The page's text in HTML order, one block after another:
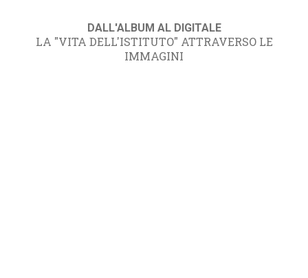
DALL'ALBUM AL DIGITALE
LA "VITA DELL'ISTITUTO" ATTRAVERSO LE
IMMAGINI